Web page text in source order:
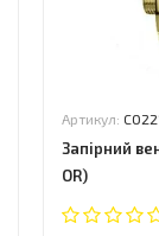
Артикул:
Запірний
OR)